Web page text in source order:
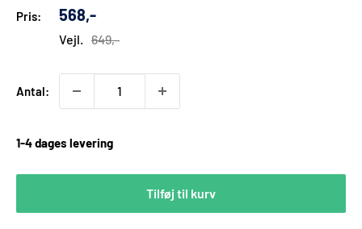
Pris:
Udsalgs
568,-
Vejl. 649,-
Antal:
1-4 dages levering
Tilføj til kurv